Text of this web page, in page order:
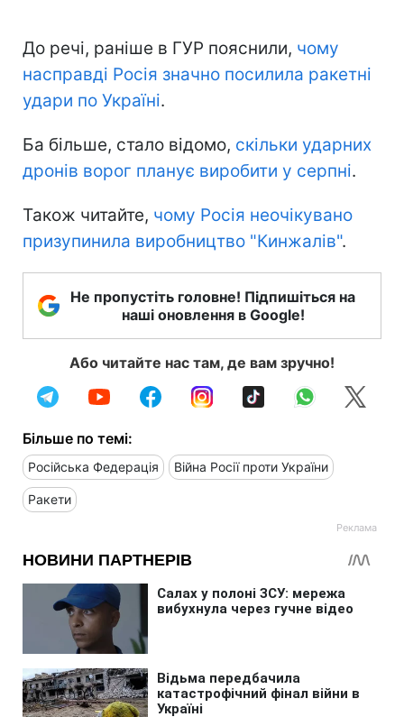
До речі, раніше в ГУР пояснили, чому
насправді Росія значно посилила ракетні
удари по Україні.
Ба більше, стало відомо, скільки ударних
дронів ворог планує виробити у серпні.
Також читайте, чому Росія неочікувано
призупинила виробництво "Кинжалів".
Не пропустіть головне! Підпишіться на
наші оновлення в Google!
Або читайте нас там, де вам зручно!
Більше по темі:
Російська Федерація Війна Росії проти України
Ракети